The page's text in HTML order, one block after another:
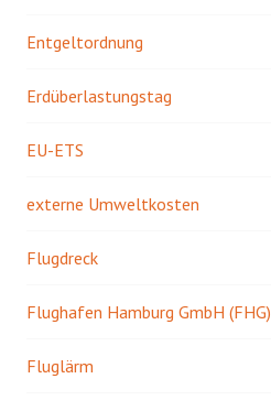
Entgeltordnung
Erdüberlastungstag
EU-ETS
externe Umweltkosten
Flugdreck
Flughafen Hamburg GmbH (FHG)
Fluglärm